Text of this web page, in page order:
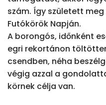
szám. Így született
Futókörök Napján.
A borongós, időnként
egri rekortánon
csendben, néha
végig azzal a
körnek célja van.